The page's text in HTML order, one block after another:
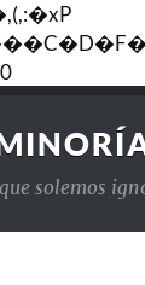
solemos